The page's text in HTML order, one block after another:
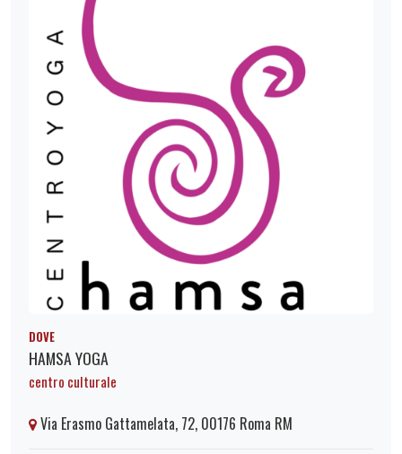
DOVE
HAMSA YOGA
centro culturale
Via Erasmo Gattamelata, 72, 00176 Roma RM